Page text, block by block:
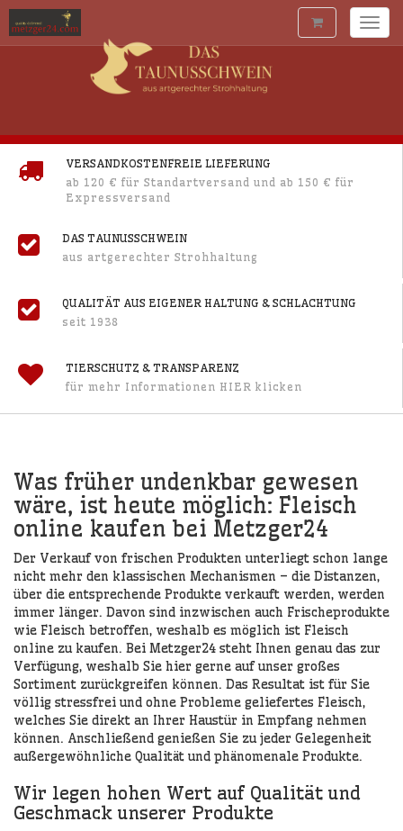
VERSANDKOSTENFREIE LIEFERUNG
ab 120 € für Standartversand und ab 150 € für
Expressversand
DAS TAUNUSSCHWEIN
aus artgerechter Strohhaltung
QUALITÄT AUS EIGENER HALTUNG & SCHLACHTUNG
seit 1938
TIERSCHUTZ & TRANSPARENZ
für mehr Informationen HIER klicken
Was früher undenkbar gewesen
wäre, ist heute möglich: Fleisch
online kaufen bei Metzger24
Der Verkauf von frischen Produkten unterliegt schon lange
nicht mehr den klassischen Mechanismen – die Distanzen,
über die entsprechende Produkte verkauft werden, werden
immer länger. Davon sind inzwischen auch Frischeprodukte
wie Fleisch betroffen, weshalb es möglich ist Fleisch
online zu kaufen. Bei Metzger24 steht Ihnen genau das zur
Verfügung, weshalb Sie hier gerne auf unser großes
Sortiment zurückgreifen können. Das Resultat ist für Sie
völlig stressfrei und ohne Probleme geliefertes Fleisch,
welches Sie direkt an Ihrer Haustür in Empfang nehmen
können. Anschließend genießen Sie zu jeder Gelegenheit
außergewöhnliche Qualität und phänomenale Produkte.
Wir legen hohen Wert auf Qualität und
Geschmack unserer Produkte